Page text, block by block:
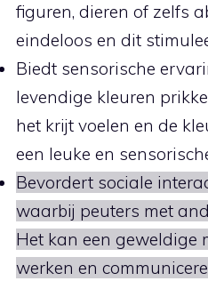
figuren, dieren of zelfs
eindeloos en dit
Biedt sensorische
levendige kleuren
het krijt voelen en de
een leuke en
Bevordert sociale
waarbij peuters met
Het kan een geweldige
werken en